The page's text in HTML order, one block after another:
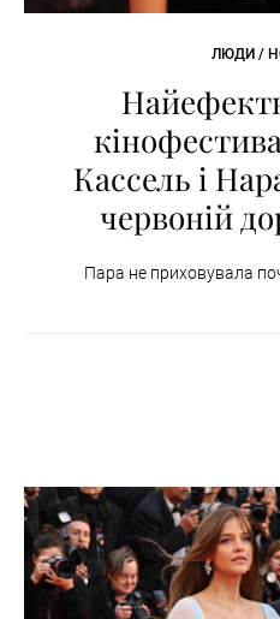
ЛЮДИ /
Кассель і
червоній
Пара не приховувала